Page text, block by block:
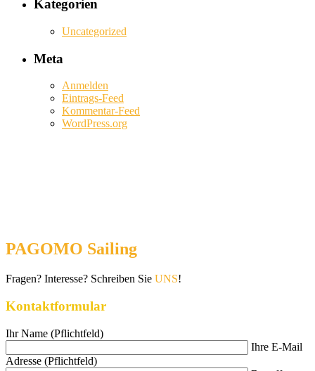
Kategorien
Uncategorized
Meta
Anmelden
Eintrags-Feed
Kommentar-Feed
WordPress.org
PAGOMO Sailing
Fragen? Interesse? Schreiben Sie UNS!
Kontaktformular
Ihr Name (Pflichtfeld)
Ihre E-Mail
Adresse (Pflichtfeld)